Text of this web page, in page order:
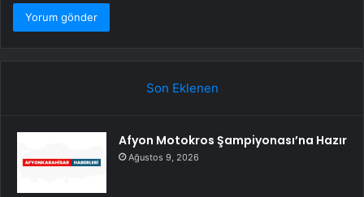
Son Eklenen
Afyon Motokros Şampiyonası’na Hazır
Ağustos 9, 2026